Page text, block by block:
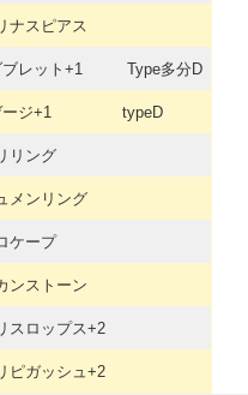
ナスピアス
レット+1 Type多分D
ジ+1 typeD
リング
メンリング
ケープ
ンストーン
スロップス+2
ピガッシュ+2